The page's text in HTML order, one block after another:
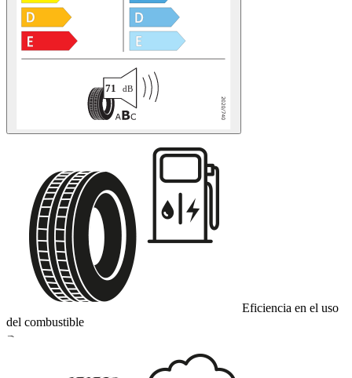
Eficiencia en el uso
del combustible
B